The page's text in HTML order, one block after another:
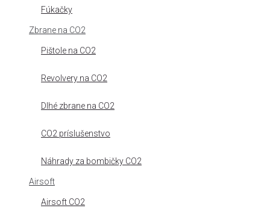
Fúkačky
Zbrane na CO2
Pištole na CO2
Revolvery na CO2
Dlhé zbrane na CO2
CO2 príslušenstvo
Náhrady za bombičky CO2
Airsoft
Airsoft CO2